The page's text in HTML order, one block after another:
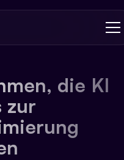
die KI
zur